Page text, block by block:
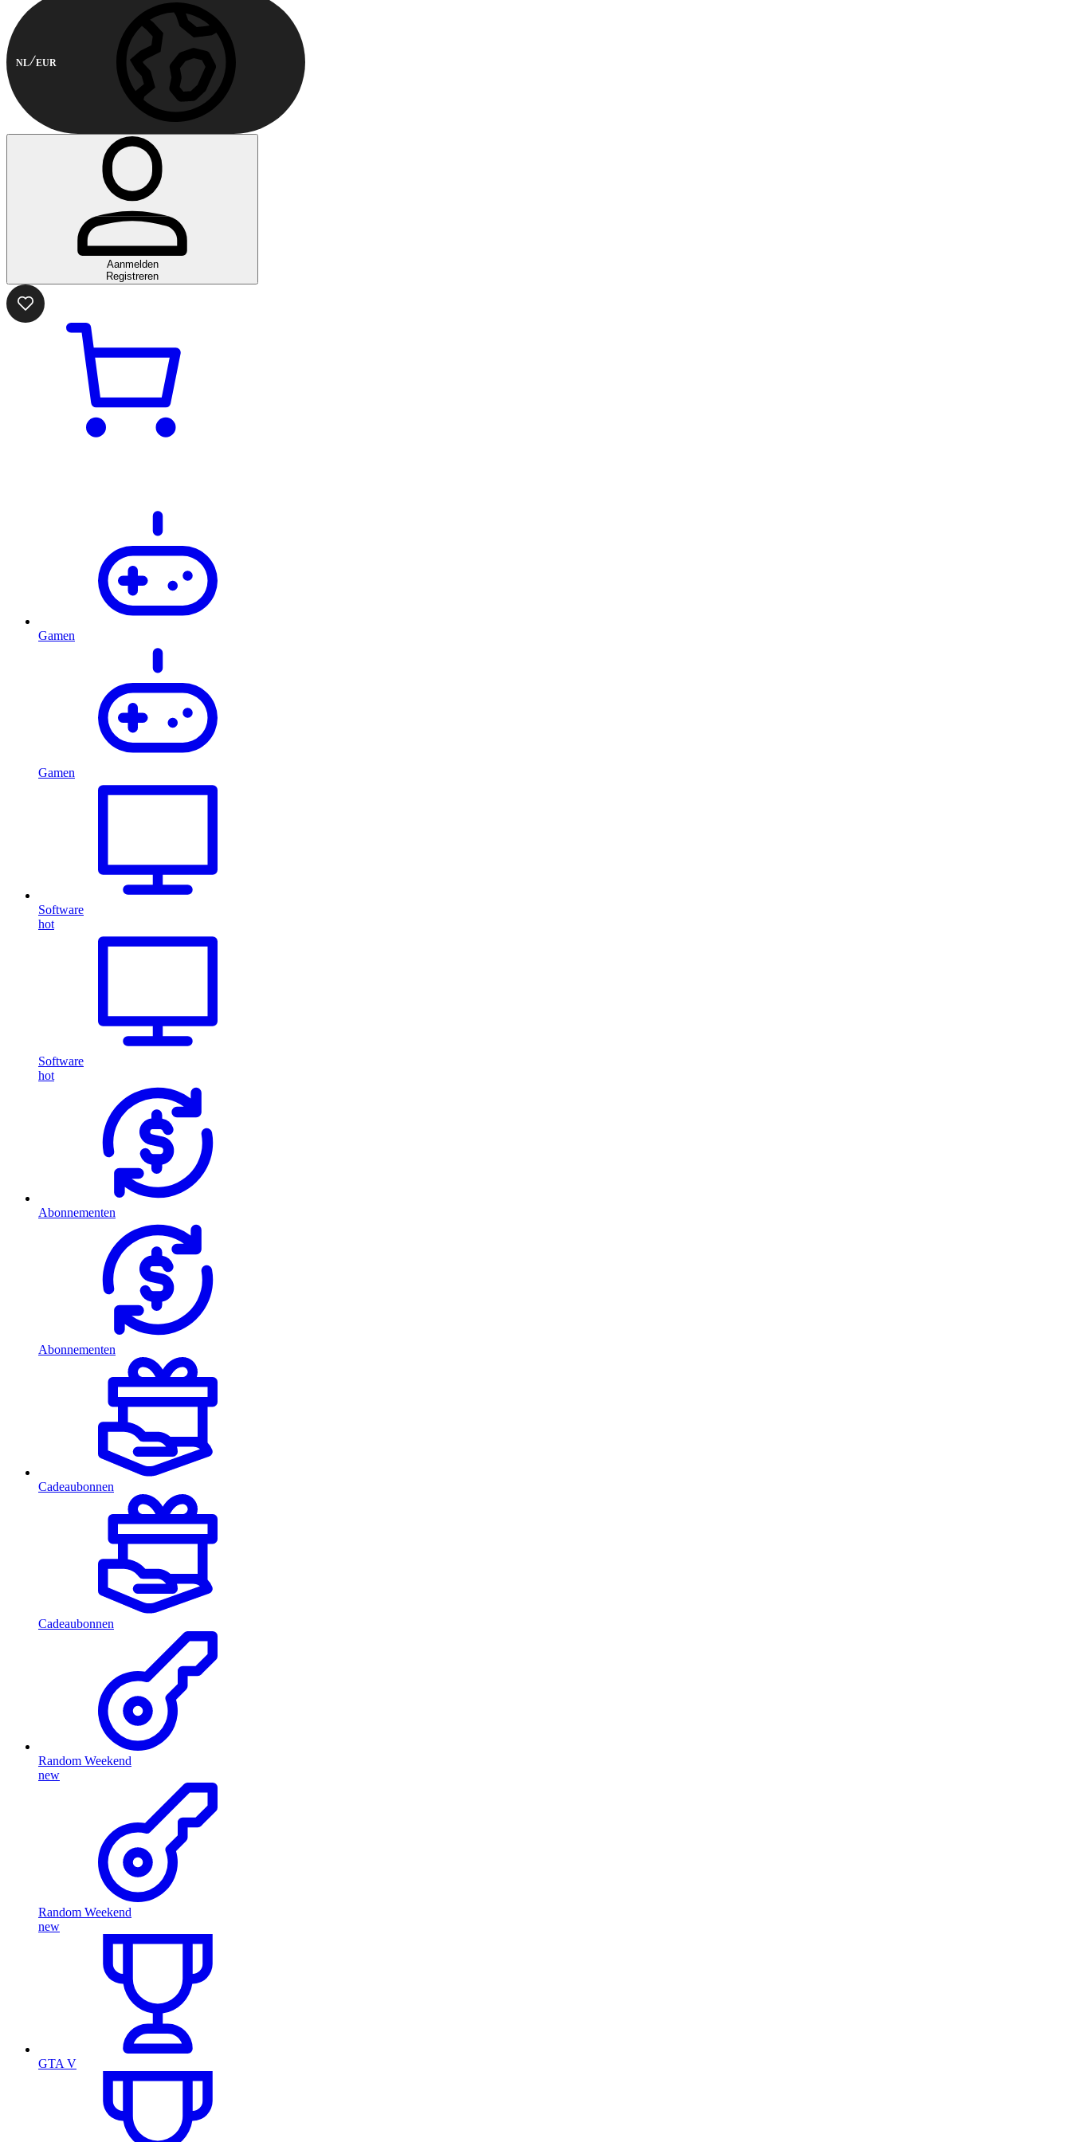
NL EUR
Aanmelden
Registreren
Gamen
Gamen
Software
hot
Software
hot
Abonnementen
Abonnementen
Cadeaubonnen
Cadeaubonnen
Random Weekend
new
Random Weekend
new
GTA V